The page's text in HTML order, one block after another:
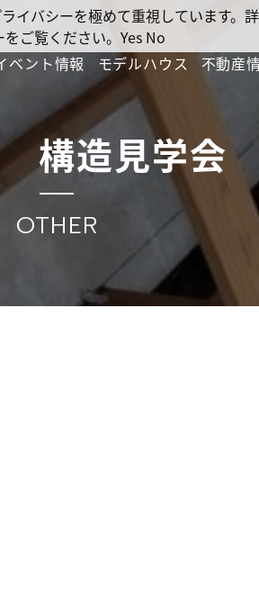
ベント情報 モデルハウス 不動産
構造見学会
OTHER
バシーを極めて重視しています。
ご覧ください。 Yes No